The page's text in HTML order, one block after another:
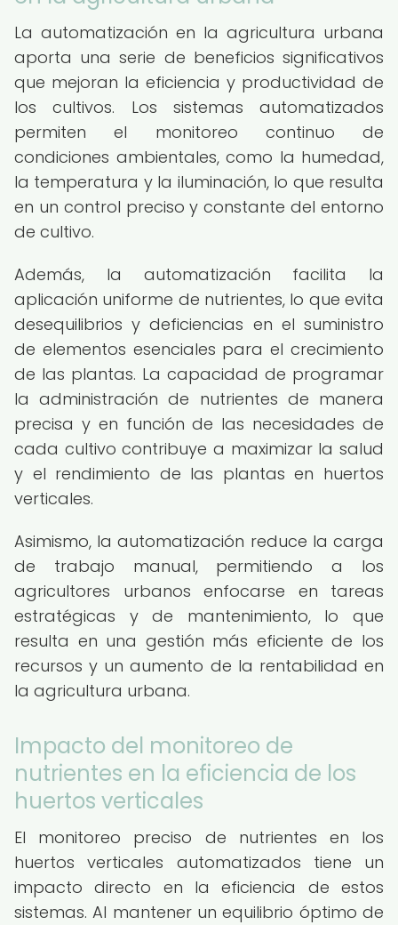
La automatización en la agricultura urbana
aporta una serie de beneficios significativos
que mejoran la eficiencia y productividad de
los cultivos. Los sistemas automatizados
permiten el monitoreo continuo de
condiciones ambientales, como la humedad,
la temperatura y la iluminación, lo que resulta
en un control preciso y constante del entorno
de cultivo.
Además, la automatización facilita la
aplicación uniforme de nutrientes, lo que evita
desequilibrios y deficiencias en el suministro
de elementos esenciales para el crecimiento
de las plantas. La capacidad de programar
la administración de nutrientes de manera
precisa y en función de las necesidades de
cada cultivo contribuye a maximizar la salud
y el rendimiento de las plantas en huertos
verticales.
Asimismo, la automatización reduce la carga
de trabajo manual, permitiendo a los
agricultores urbanos enfocarse en tareas
estratégicas y de mantenimiento, lo que
resulta en una gestión más eficiente de los
recursos y un aumento de la rentabilidad en
la agricultura urbana.
Impacto del monitoreo de
nutrientes en la eficiencia de los
huertos verticales
El monitoreo preciso de nutrientes en los
huertos verticales automatizados tiene un
impacto directo en la eficiencia de estos
sistemas. Al mantener un equilibrio óptimo de